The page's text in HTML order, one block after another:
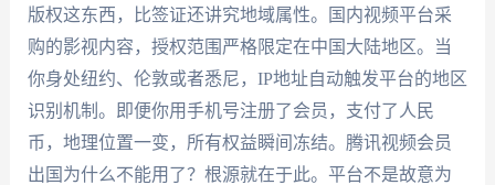
版权这东西，比签证还讲究地域属性。国内视频平台采
购的影视内容，授权范围严格限定在中国大陆地区。当
你身处纽约、伦敦或者悉尼，IP地址自动触发平台的地区
识别机制。即便你用手机号注册了会员，支付了人民
币，地理位置一变，所有权益瞬间冻结。腾讯视频会员
出国为什么不能用了？根源就在于此。平台不是故意为